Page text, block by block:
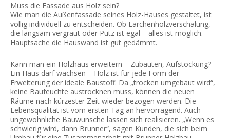
Muss die Fassade aus Holz sein?
Wie man die Außenfassade seines Holz-Hauses gestaltet, ist
völlig individuell zu entscheiden. Ob Lärchenholzverschalung,
die langsam vergraut oder Putz ist egal – alles ist möglich.
Hauptsache die Hauswand ist gut gedämmt.
Kann man ein Holzhaus erweitern – Zubauten, Aufstockung?
Ein Haus darf wachsen – Holz ist für jede Form der
Erweiterung der ideale Baustoff. Da „trocken umgebaut wird“,
keine Baufeuchte austrocknen muss, können die neuen
Räume nach kürzester Zeit wieder bezogen werden. Die
Lebensqualität ist vom ersten Tag an hervorragend. Auch
ungewöhnliche Bauwünsche lassen sich realisieren. „Wenn es
schwierig wird, dann Brunner“, sagen Kunden, die sich beim